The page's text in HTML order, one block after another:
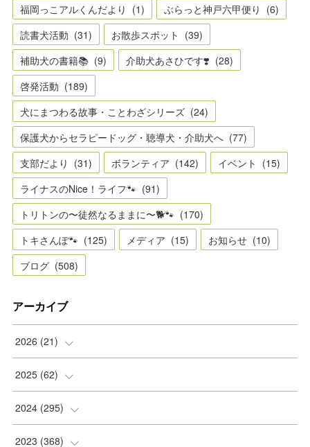
福岡っこアルくんだより (1) ぶらっと神戸六甲便り (6)
読書犬活動 (31) お散歩スポット (39)
補助犬の書籍📚 (9) 介助犬あさひです❣️ (28)
啓発活動 (189)
犬にまつわる故事・ことわざシリーズ (24)
保護犬からセラピードッグ・聴導犬・介助犬へ (77)
支部だより (31) ボランティア (142) イベント (15)
ライナスのNice！ライフ🐾 (91)
トリトンの〜徒然なるままに〜🐕🐾 (170)
トキさんぽ🐾 (125) メディア (15) お知らせ (10)
ブログ (508)
アーカイブ
2026 (21)
(2)
(2)
(2)
2025 (62)
(8)
(5)
2024 (295)
(8)
2023 (368)